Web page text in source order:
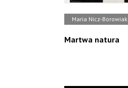
Maria Nicz-Borowiak
Martwa natura